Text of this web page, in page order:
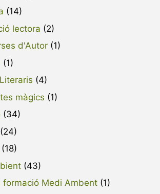
(14)
lectora (2)
d'Autor (1)
(1)
(4)
màgics (1)
(34)
(24)
(18)
(43)
formació Medi Ambent (1)